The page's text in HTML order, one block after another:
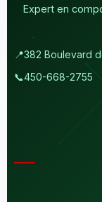
Expert en
📍382 Boulevard
📞450-668-2755